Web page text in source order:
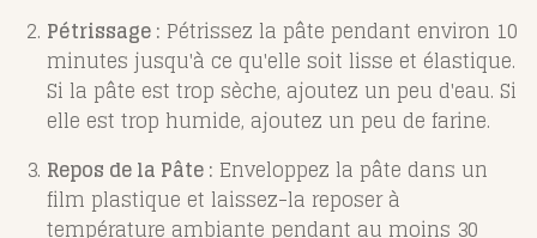
Pétrissage : Pétrissez la pâte pendant environ 10
minutes jusqu'à ce qu'elle soit lisse et élastique.
Si la pâte est trop sèche, ajoutez un peu d'eau. Si
elle est trop humide, ajoutez un peu de farine.
Repos de la Pâte : Enveloppez la pâte dans un
film plastique et laissez-la reposer à
température ambiante pendant au moins 30